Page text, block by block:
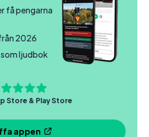
få pengarna
2026
ljudbok
Store & Play Store
appen